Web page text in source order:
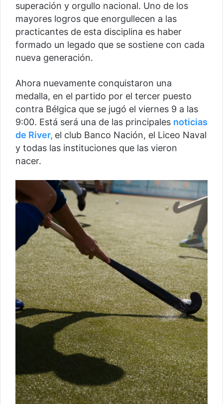
superación y orgullo nacional. Uno de los
mayores logros que enorgullecen a las
practicantes de esta disciplina es haber
formado un legado que se sostiene con cada
nueva generación.
Ahora nuevamente conquistaron una
medalla, en el partido por el tercer puesto
contra Bélgica que se jugó el viernes 9 a las
9:00. Está será una de las principales noticias
de River, el club Banco Nación, el Liceo Naval
y todas las instituciones que las vieron
nacer.